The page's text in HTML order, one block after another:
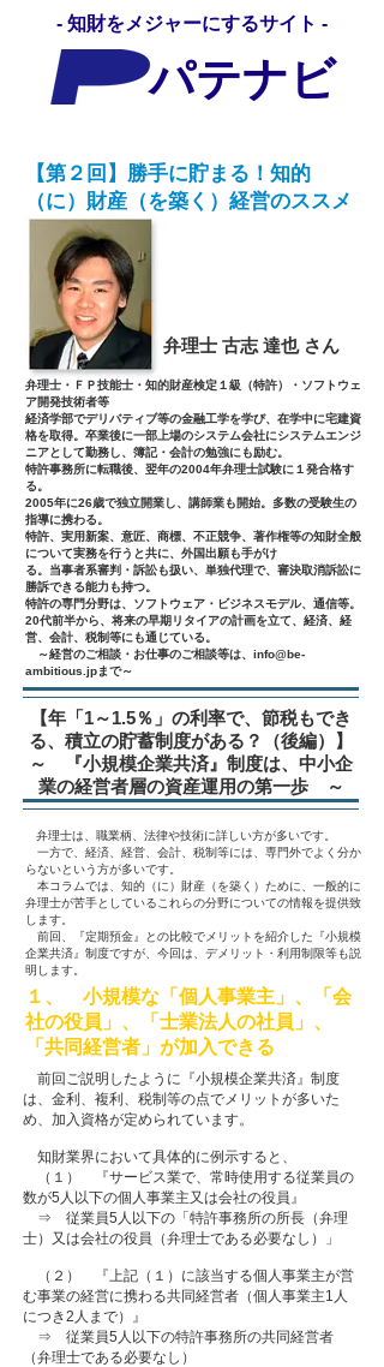
- 知財をメジャーにするサイト -
パテナビ
【第２回】勝手に貯まる！知的
（に）財産（を築く）経営のススメ
弁理士 古志 達也さん
弁理士・ＦＰ技能士・知的財産検定１級（特許）・ソフトウェ
ア開発技術者等
経済学部でデリバティブ等の金融工学を学び、在学中に宅建資
格を取得。卒業後に一部上場のシステム会社にシステムエンジ
ニアとして勤務し、簿記・会計の勉強にも励む。
特許事務所に転職後、翌年の2004年弁理士試験に１発合格す
る。
2005年に26歳で独立開業し、講師業も開始。多数の受験生の
指導に携わる。
特許、実用新案、意匠、商標、不正競争、著作権等の知財全般
について実務を行うと共に、外国出願も手がけ
る。当事者系審判・訴訟も扱い、単独代理で、審決取消訴訟に
勝訴できる能力も持つ。
特許の専門分野は、ソフトウェア・ビジネスモデル、通信等。
20代前半から、将来の早期リタイアの計画を立て、経済、経
営、会計、税制等にも通じている。
～経営のご相談・お仕事のご相談等は、 info@be-
ambitious.jpまで～
【年「1～1.5％」の利率で、節税もでき
る、積立の貯蓄制度がある？（後編）】
～ 『小規模企業共済』制度は、中小企
業の経営者層の資産運用の第一歩 ～
弁理士は、職業柄、法律や技術に詳しい方が多いです。
一方で、経済、経営、会計、税制等には、専門外でよく分か
らないという方が多いです。
本コラムでは、知的（に）財産（を築く）ために、一般的に
弁理士が苦手としているこれらの分野についての情報を提供致
します。
前回、『定期預金』との比較でメリットを紹介した『小規模
企業共済』制度ですが、今回は、デメリット・利用制限等も説
明します。
１、 小規模な「個人事業主」、「会
社の役員」、「士業法人の社員」、
「共同経営者」が加入できる
前回ご説明したように『小規模企業共済』制度
は、金利、複利、税制等の点でメリットが多いた
め、加入資格が定められています。
知財業界において具体的に例示すると、
（１） 『サービス業で、常時使用する従業員の
数が5人以下の個人事業主又は会社の役員』
⇒ 従業員5人以下の「特許事務所の所長（弁理
士）又は会社の役員（弁理士である必要なし）」
（２） 『上記（１）に該当する個人事業主が営
む事業の経営に携わる共同経営者（個人事業主1人
につき2人まで）』
⇒ 従業員5人以下の特許事務所の共同経営者
（弁理士である必要なし）